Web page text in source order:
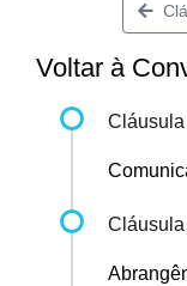
Voltar à
Cláusula